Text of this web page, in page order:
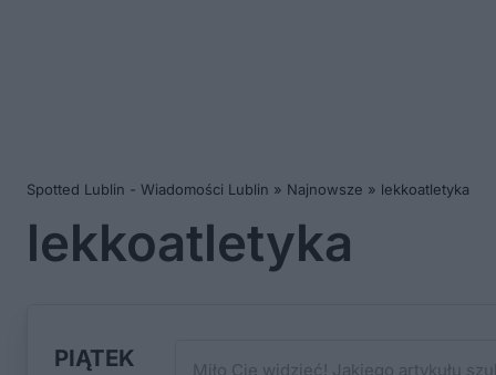
Spotted Lublin - Wiadomości Lublin » Najnowsze » lekkoatletyka
lekkoatletyka
PIĄTEK